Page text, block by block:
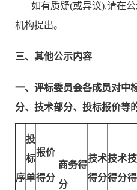
如有质疑(或异议),请在
机构提出。
三、其他公示内容
一、 评标委员会各成员对中
分、技术部分、投标报价等
序
投
标
单
报价
得分
商务得
分
技术
得分
技术
得分